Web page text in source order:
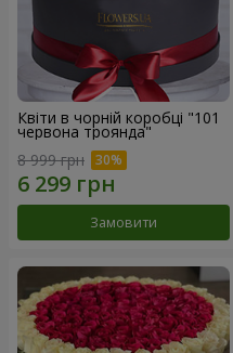
Квіти в чорній коробці "101
червона троянда"
8 999 грн
Замовити